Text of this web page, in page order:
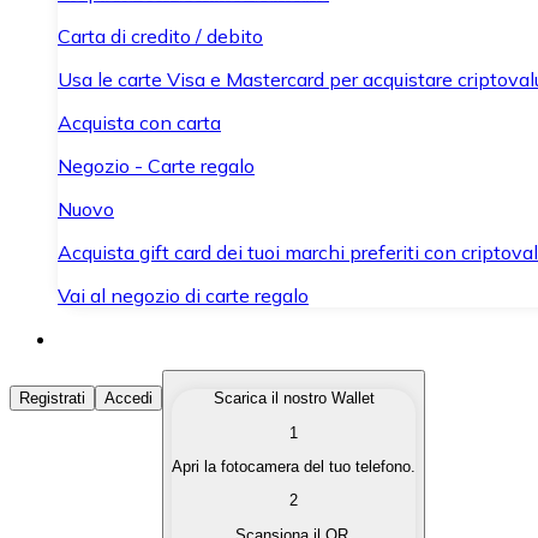
Carta di credito / debito
Usa le carte Visa e Mastercard per acquistare
Acquista con carta
Negozio - Carte regalo
Nuovo
Acquista gift card dei tuoi marchi preferiti con
Vai al negozio di carte regalo
Acquista Criptovalute
Acquista le criptovalute che ti interessano in modo
Converti le tue criptovalute in valuta fiat quando ne hai
Registrati Accedi
Scarica il nostro Wallet
1
Apri la fotocamera del tuo telefono.
2